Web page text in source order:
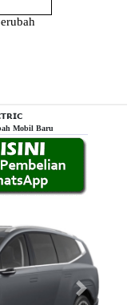
Mobil Baru
Next